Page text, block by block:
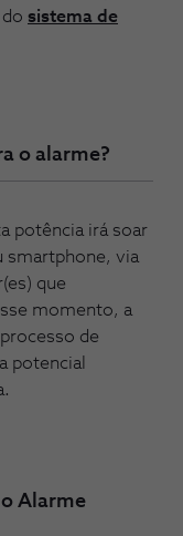
sistema de
o alarme?
potência irá soar
smartphone, via
que
momento, a
de
potencial
Alarme